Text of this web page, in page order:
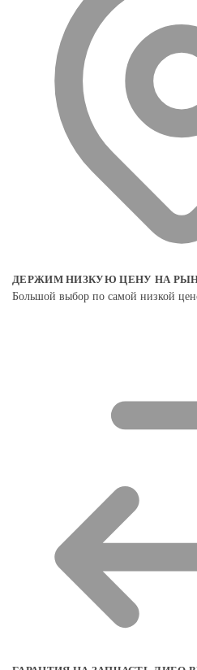
ДЕРЖИМ НИЗКУЮ ЦЕНУ НА
Большой выбор по самой низкой